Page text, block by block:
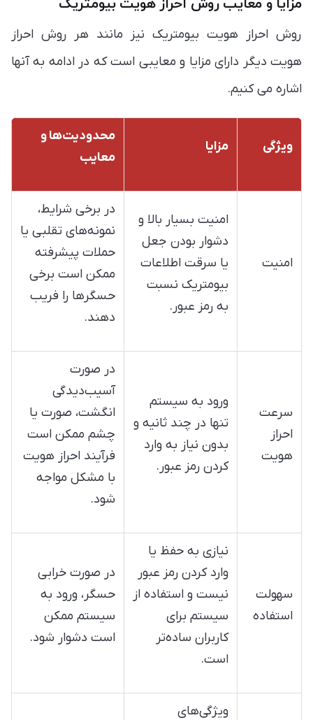
مزایا و معایب روش احراز هویت بیومتریک
روش احراز هویت بیومتریک نیز مانند هر روش احراز
هویت دیگر دارای مزایا و معایبی است که در ادامه به آنها
اشاره می کنیم.
ویژگی مزایا
محدودیت‌ها و
معایب
امنیت
امنیت بسیار بالا و
دشوار بودن جعل
یا سرقت اطلاعات
بیومتریک نسبت
به رمز عبور.
در برخی شرایط،
نمونه‌های تقلبی یا
حملات پیشرفته
ممکن است برخی
حسگرها را فریب
دهند.
سرعت
احراز
هویت
ورود به سیستم
تنها در چند ثانیه و
بدون نیاز به وارد
کردن رمز عبور.
در صورت
آسیب‌دیدگی
انگشت، صورت یا
چشم ممکن است
فرآیند احراز هویت
با مشکل مواجه
شود.
سهولت
استفاده
نیازی به حفظ یا
وارد کردن رمز عبور
نیست و استفاده از
سیستم برای
کاربران ساده‌تر
است.
در صورت خرابی
حسگر، ورود به
سیستم ممکن
است دشوار شود.
ویژگی‌های